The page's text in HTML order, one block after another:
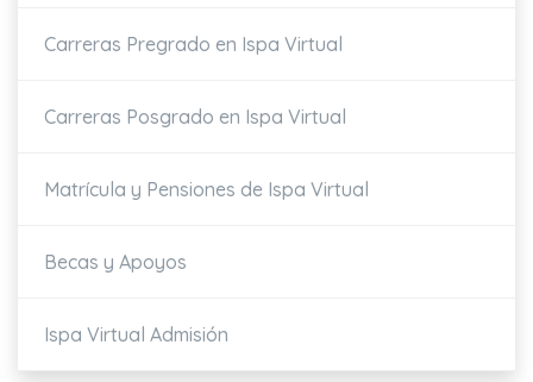
Carreras Pregrado en Ispa Virtual
Carreras Posgrado en Ispa Virtual
Matrícula y Pensiones de Ispa Virtual
Becas y Apoyos
Ispa Virtual Admisión